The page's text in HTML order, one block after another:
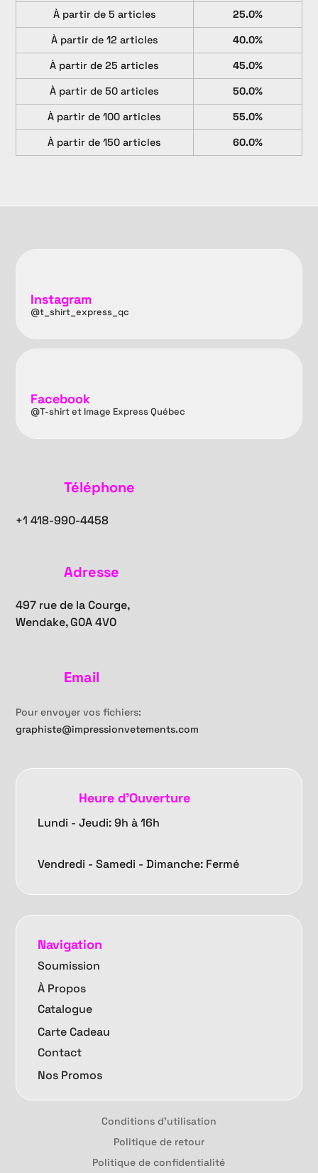
À partir de 5 articles
25.0%
À partir de 12 articles
40.0%
À partir de 25 articles
45.0%
À partir de 50 articles
50.0%
À partir de 100 articles
55.0%
À partir de 150 articles
60.0%
Instagram
@t_shirt_express_qc
Facebook
@T-shirt et Image Express Québec
Téléphone
+1418-990-4458
Adresse
497 rue de la Courge,
Wendake, G0A 4V0
Email
Pour envoyer vos fichiers:
graphiste@impressionvetements.com
Heure d'Ouverture
Lundi - Jeudi: 9h à 16h
Vendredi -Samedi - Dimanche: Fermé
Navigation
Soumission
À Propos
Catalogue
Carte Cadeau
Contact
Nos Promos
Conditions d'utilisation
Politique de retour
Politique de confidentialité